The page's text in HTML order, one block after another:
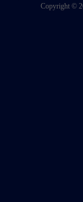
Copyright ©